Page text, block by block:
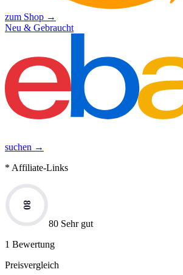
zum Shop →
Neu & Gebraucht
suchen →
* Affiliate-Links
80
80 Sehr gut
1 Bewertung
Preisvergleich